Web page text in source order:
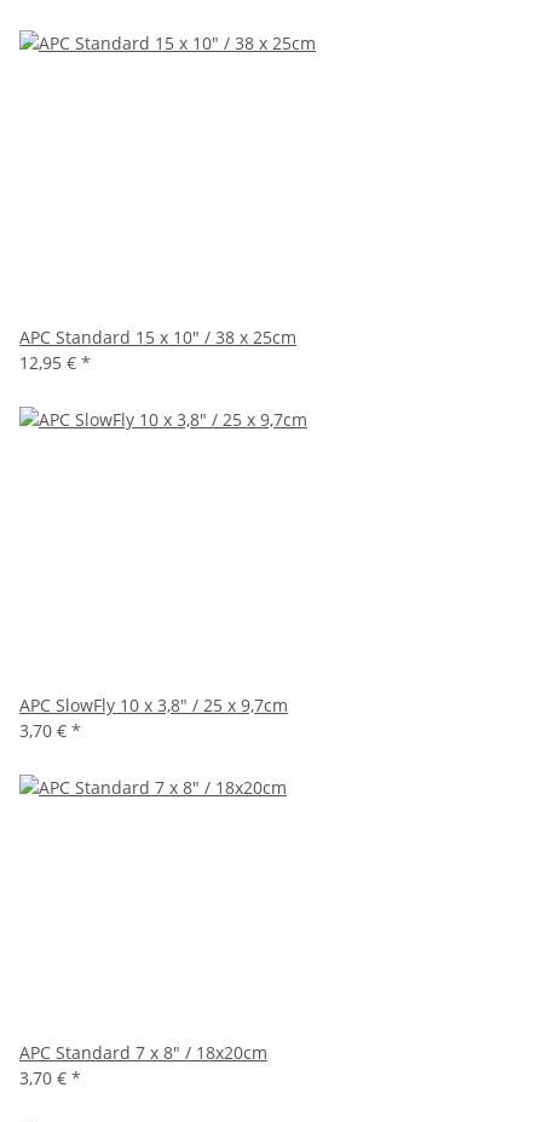
APC Standard 15 x 10" / 38 x 25cm
12,95 € *
APC SlowFly 10 x 3,8" / 25 x 9,7cm
3,70 € *
APC Standard 7 x 8" / 18x20cm
3,70 € *